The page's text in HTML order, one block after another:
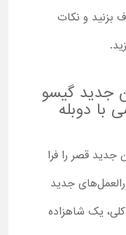
بزنید و نکات
جدید گیسو
با دوبله
جدید قصر را فرا
جدید
یک شاهزاده